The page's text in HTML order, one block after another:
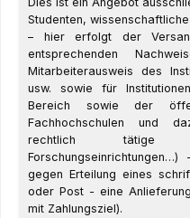
Studenten,
– hier erfolgt der
entsprechenden
Mitarbeiterausweis des
usw. sowie für
Bereich sowie der
Fachhochschulen und
rechtlich tätige
gegen Erteilung eines
oder Post - eine
mit Zahlungsziel).